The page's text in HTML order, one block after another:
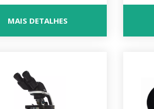
MAIS DETALHES